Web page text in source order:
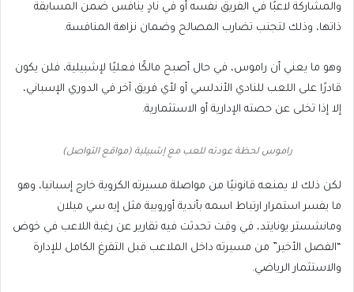
والمشاركة لاعبًا في الفريق نفسه أو في نادٍ ينافس ضمن المسابقة
ذاتها، وذلك لتجنب تضارب المصالح وضمان نزاهة المنافسة.
وهو ما يعني أن راموس، في حال أصبح مالكًا فعليًا لإشبيلية، فلن يكون
قادرًا على اللعب للنادي الأندلسي أو لأي فريق آخر في الدوري الإسباني،
إلا إذا تخلى عن حصته الإدارية أو الاستثمارية.
راموس لحظة عودته للعب مع إشبيلية (مواقع التواصل)
لكن ذلك لا يمنعه قانونيًا من مواصلة مسيرته الكروية خارج إسبانيا، وهو
ما يفسر استمرار ارتباط اسمه بأندية أوروبية مثل إيه سي ميلان
ومانشستر يونايتد، في وقت تحدثت فيه تقارير عن رغبة اللاعب في خوض
“الفصل الأخير” من مسيرته داخل الملاعب قبل التفرغ الكامل للإدارة
والاستثمار الرياضي.